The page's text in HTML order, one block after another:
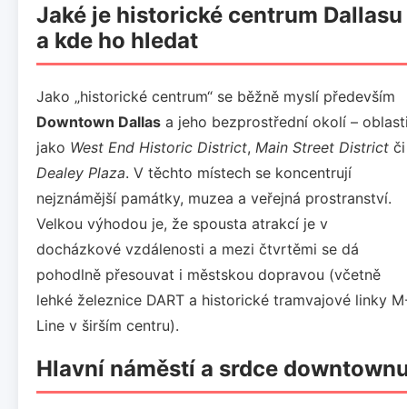
Jaké je historické centrum Dallasu
a kde ho hledat
Jako „historické centrum“ se běžně myslí především
Downtown Dallas a jeho bezprostřední okolí –
jako West End Historic District, Main Street District či
Dealey Plaza. V těchto místech se koncentrují
nejznámější památky, muzea a veřejná prostranství.
Velkou výhodou je, že spousta atrakcí je v
docházkové vzdálenosti a mezi čtvrtěmi se dá
pohodlně přesouvat i městskou dopravou (včetně
lehké železnice DART a historické tramvajové linky
Line v širším centru).
Hlavní náměstí a srdce